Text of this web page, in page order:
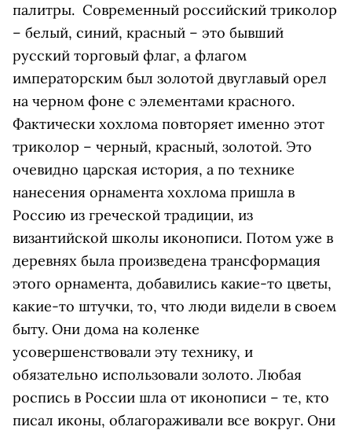
палитры. Современный российский триколор
– белый, синий, красный – это бывший
русский торговый флаг, а флагом
императорским был золотой двуглавый орел
на черном фоне с элементами красного.
Фактически хохлома повторяет именно этот
триколор – черный, красный, золотой. Это
очевидно царская история, а по технике
нанесения орнамента хохлома пришла в
Россию из греческой традиции, из
византийской школы иконописи. Потом уже в
деревнях была произведена трансформация
этого орнамента, добавились какие-то цветы,
какие-то штучки, то, что люди видели в своем
быту. Они дома на коленке
усовершенствовали эту технику, и
обязательно использовали золото. Любая
роспись в России шла от иконописи – те, кто
писал иконы, облагораживали все вокруг. Они